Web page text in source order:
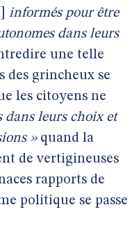
informés pour être
dans leurs
une telle
des grincheux se
les citoyens ne
dans leurs choix et
»quand la
de vertigineuses
rapports de
politique se passe